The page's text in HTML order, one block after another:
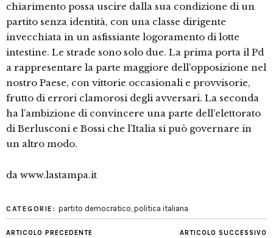
chiarimento possa uscire dalla sua condizione di un
partito senza identità, con una classe dirigente
invecchiata in un asfissiante logoramento di lotte
intestine. Le strade sono solo due. La prima porta il Pd
a rappresentare la parte maggiore dell’opposizione nel
nostro Paese, con vittorie occasionali e provvisorie,
frutto di errori clamorosi degli avversari. La seconda
ha l’ambizione di convincere una parte dell’elettorato
di Berlusconi e Bossi che l’Italia si può governare in
un altro modo.
da www.lastampa.it
CATEGORIE: partito democratico, politica italiana
ARTICOLO PRECEDENTE ARTICOLO SUCCESSIVO